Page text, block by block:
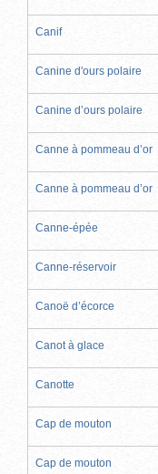
Canif
Canine d'ours polaire
Canine d’ours polaire
Canne à pommeau d’or
Canne à pommeau d’or
Canne-épée
Canne-réservoir
Canoë d’écorce
Canot à glace
Canotte
Cap de mouton
Cap de mouton